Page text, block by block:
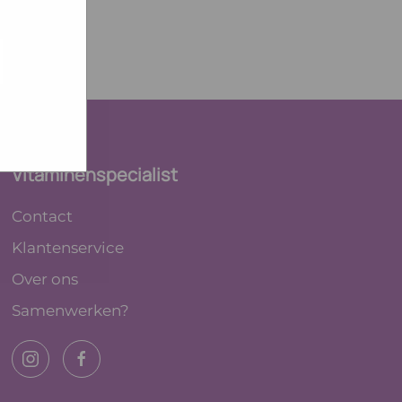
Vitaminenspecialist
Contact
Klantenservice
Over ons
Samenwerken?
Er
van